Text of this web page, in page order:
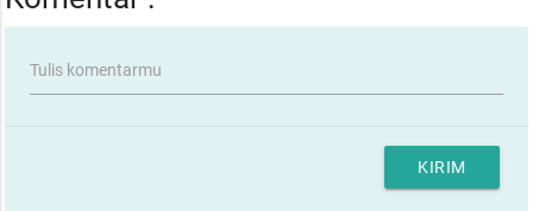
Tulis komentarmu
KIRIM